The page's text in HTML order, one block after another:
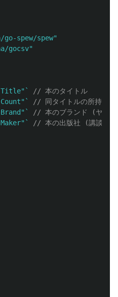
spew/spew"
gocsv"
// 本のタイトル
// 同タイトルの所持数
// 本のブランド (ヤング
// 本の出版社 (講談社